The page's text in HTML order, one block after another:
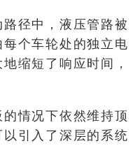
径中，液压管路被
个车轮处的独立电
缩短了响应时间，
情况下依然维持顶
引入了深层的系统